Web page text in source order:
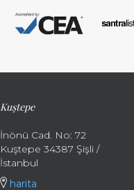
Kuştepe
İnönü Cad. No: 72
Kuştepe 34387 Şişli /
İstanbul
harita